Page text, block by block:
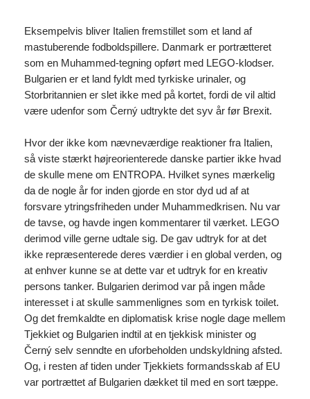
Eksempelvis bliver Italien fremstillet som et land af
mastuberende fodboldspillere. Danmark er portrætteret
som en Muhammed-tegning opført med LEGO-klodser.
Bulgarien er et land fyldt med tyrkiske urinaler, og
Storbritannien er slet ikke med på kortet, fordi de vil altid
være udenfor som Černý udtrykte det syv år før Brexit.
Hvor der ikke kom nævneværdige reaktioner fra Italien,
så viste stærkt højreorienterede danske partier ikke hvad
de skulle mene om ENTROPA. Hvilket synes mærkelig
da de nogle år for inden gjorde en stor dyd ud af at
forsvare ytringsfriheden under Muhammedkrisen. Nu var
de tavse, og havde ingen kommentarer til værket. LEGO
derimod ville gerne udtale sig. De gav udtryk for at det
ikke repræsenterede deres værdier i en global verden, og
at enhver kunne se at dette var et udtryk for en kreativ
persons tanker. Bulgarien derimod var på ingen måde
interesset i at skulle sammenlignes som en tyrkisk toilet.
Og det fremkaldte en diplomatisk krise nogle dage mellem
Tjekkiet og Bulgarien indtil at en tjekkisk minister og
Černý selv senndte en uforbeholden undskyldning afsted.
Og, i resten af tiden under Tjekkiets formandsskab af EU
var portrættet af Bulgarien dækket til med en sort tæppe.